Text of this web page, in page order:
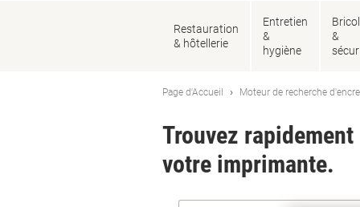
Restauration
& hôtellerie
Entretien
&
hygiène
&
Page d'Accueil Moteur de recherche
Trouvez
votre imprimante.